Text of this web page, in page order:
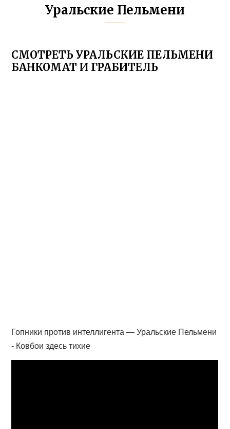
Уральские Пельмени
СМОТРЕТЬ УРАЛЬСКИЕ ПЕЛЬМЕНИ
БАНКОМАТ И ГРАБИТЕЛЬ
Гопники против интеллигента — Уральские Пельмени
- Ковбои здесь тихие